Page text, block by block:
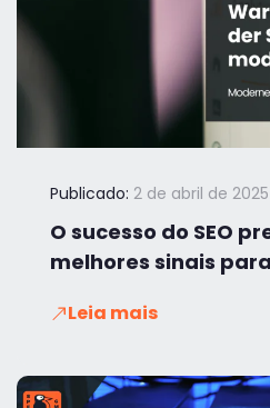
Publicado: 2 de abril de 2025
O sucesso do SEO
melhores sinais
Leia mais